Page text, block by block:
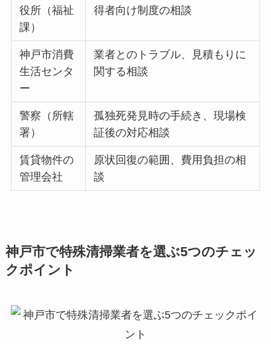
役所（福祉
課）
得者向け制度の相談
神戸市消費
生活センタ
ー
業者とのトラブル、見積もりに
関する相談
警察（所轄
署）
孤独死発見時の手続き、現場検
証後の対応相談
賃貸物件の
管理会社
原状回復の範囲、費用負担の相
談
神戸市で特殊清掃業者を選ぶ5つのチェッ
クポイント